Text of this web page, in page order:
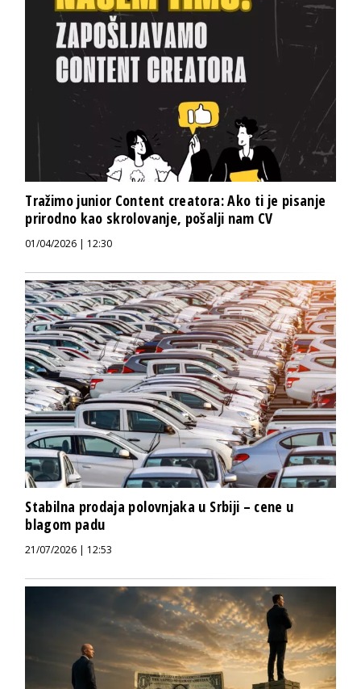
Tražimo junior Content creatora: Ako ti je pisanje
prirodno kao skrolovanje, pošalji nam CV
01/04/2026 | 12:30
Stabilna prodaja polovnjaka u Srbiji – cene u
blagom padu
21/07/2026 | 12:53